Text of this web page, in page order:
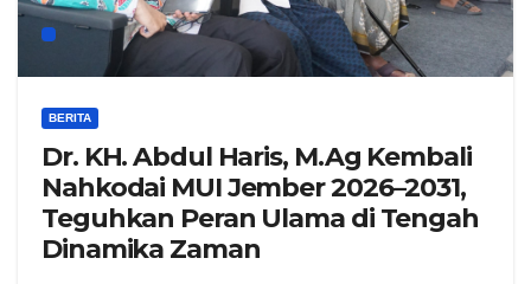
BERITA
Dr. KH. Abdul Haris, M.Ag Kembali
Nahkodai MUI Jember 2026–2031,
Teguhkan Peran Ulama di Tengah
Dinamika Zaman